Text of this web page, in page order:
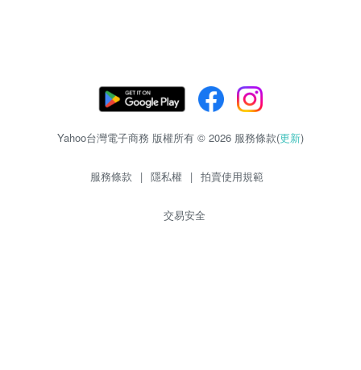
Yahoo台灣電子商務 版權所有 © 2026 服務條款(更新)
服務條款 | 隱私權 | 拍賣使用規範
交易安全